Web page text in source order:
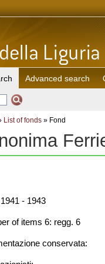
Advanced search
List of fonds » Fond
1941 - 1943
of items 6: regg. 6
conservata: